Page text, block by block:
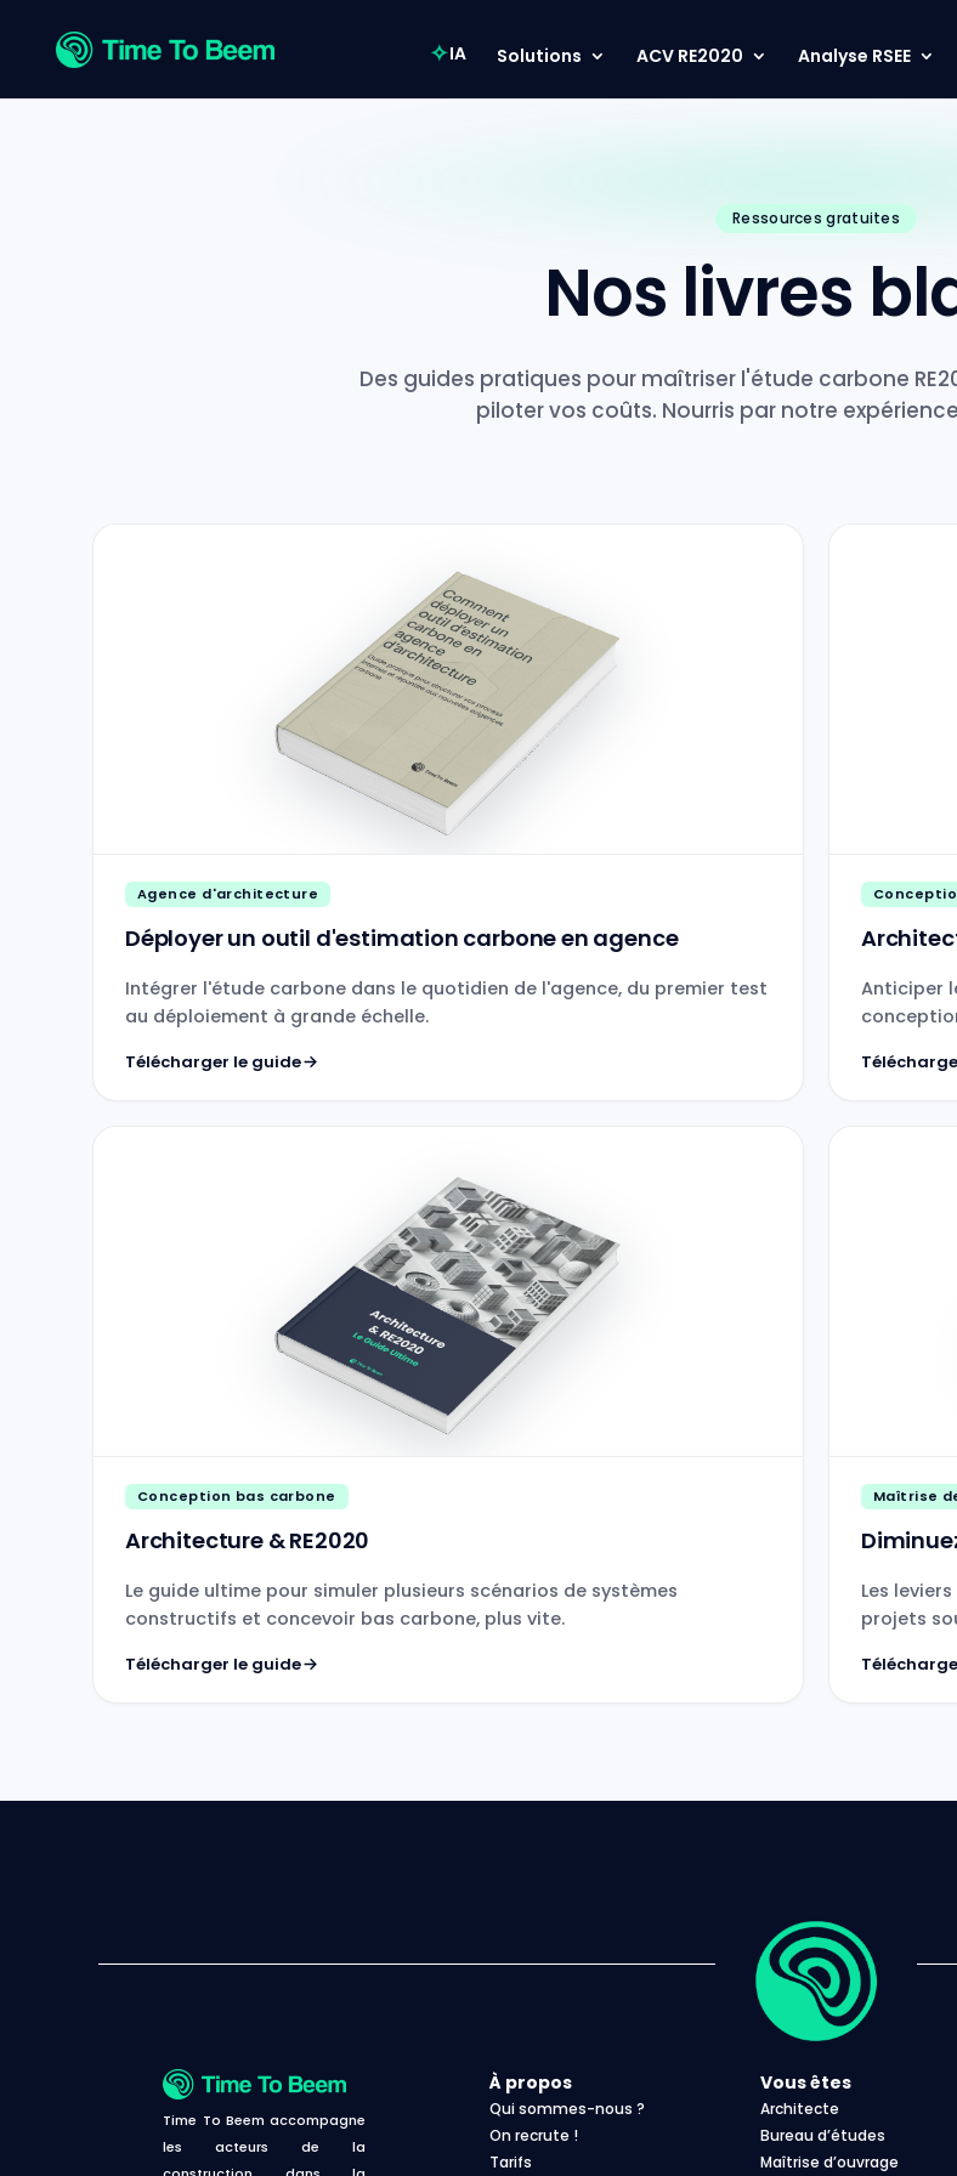
IA Solutions ACV RE2020 Analyse RSEE
Ressources gratuites
Nos livres
Des guides pratiques pour maîtriser l'étude carbone
piloter vos coûts. Nourris par notre
Agence d'architecture
Déployer un outil d'estimation carbone en agence
Intégrer l'étude carbone dans le quotidien de l'agence, du premier test
au déploiement à grande échelle.
Télécharger le guide
Anticiper
Conception bas carbone
Architecture & RE2020
Le guide ultime pour simuler plusieurs scénarios de systèmes
constructifs et concevoir bas carbone, plus vite.
Télécharger le guide
Maîtrise
Les
projets
Time To Beem accompagne
les acteurs de la
À propos
Qui sommes-nous ?
On recrute !
Tarifs
Vous êtes
Architecte
Bureau d’études
Maîtrise d’ouvrage